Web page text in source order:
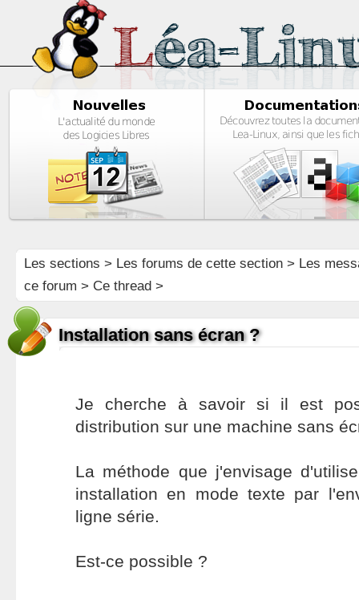
Les sections > Les forums de cette section> Les
ce forum > Ce thread >
Installation sans écran ?
Je cherche à savoir si il est
distribution sur une machine sans
La méthode que j'envisage
installation en mode texte par
ligne série.
Est-ce possible ?